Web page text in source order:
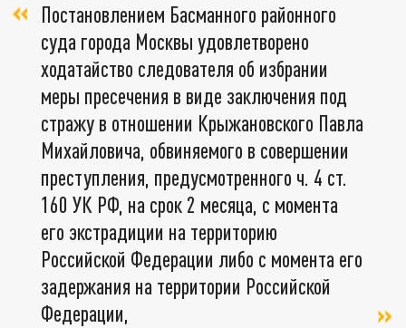
Постановлением Басманного районного
суда города Москвы удовлетворено
ходатайство следователя об избрании
меры пресечения в виде заключения под
стражу в отношении Крыжановского Павла
Михайловича, обвиняемого в совершении
преступления, предусмотренного ч. 4 ст.
160 УК РФ, на срок 2 месяца, с момента
его экстрадиции на территорию
Российской Федерации либо с момента его
задержания на территории Российской
Федерации,